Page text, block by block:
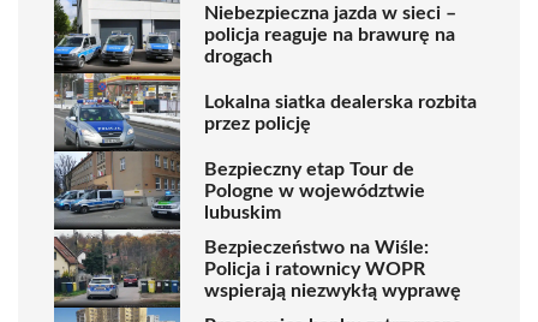
Niebezpieczna jazda w sieci –
policja reaguje na brawurę na
drogach
Lokalna siatka dealerska rozbita
przez policję
Bezpieczny etap Tour de
Pologne w województwie
lubuskim
Bezpieczeństwo na Wiśle:
Policja i ratownicy WOPR
wspierają niezwykłą wyprawę